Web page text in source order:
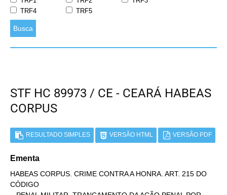
TRF4
TRF5
Busca
STF HC 89973 / CE - CEARÁ HABEAS
CORPUS
RESULTADO SIMPLES VERSÃO HTML VERSÃO PDF
Ementa
HABEAS CORPUS. CRIME CONTRA A HONRA. ART. 215 DO
CÓDIGO